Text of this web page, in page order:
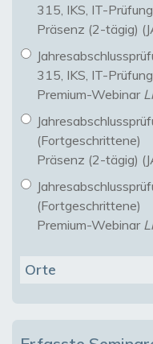
315, IKS, IT-Prüfung
Präsenz (2-tägig)
315, IKS, IT-Prüfung
Premium-Webinar
(Fortgeschrittene)
Präsenz (2-tägig)
(Fortgeschrittene)
Premium-Webinar
Orte